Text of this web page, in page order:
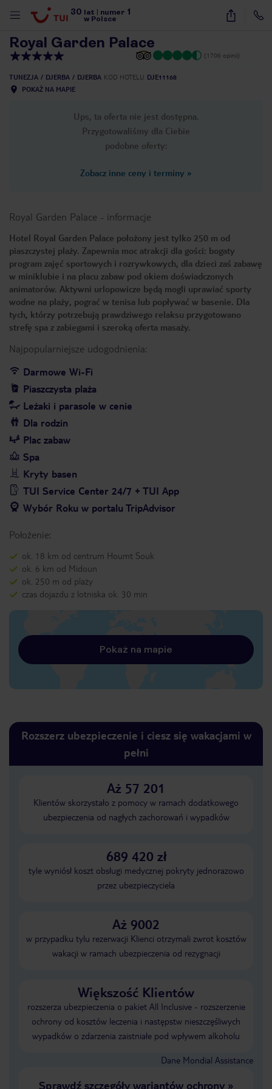
30 lat numer 1
w Polsce
60
Royal Garden Palace
(1706 opinii)
TUNEZJA DJERBA DJERBA KOD HOTELU DJE11168
POKAŻ NA MAPIE
Ups, ta oferta nie jest dostępna.
Przygotowaliśmy dla Ciebie
podobne oferty:
Zobacz inne ceny i terminy »
Royal Garden Palace - informacje
Hotel Royal Garden Palace położony jest tylko 250 m od
piaszczystej plaży. Zapewnia moc atrakcji dla gości: bogaty
program zajęć sportowych i rozrywkowych, dla dzieci zaś zabawę
w miniklubie i na placu zabaw pod okiem doświadczonych
animatorów. Aktywni urlopowicze będą mogli uprawiać sporty
wodne na plaży, pograć w tenisa lub popływać w basenie. Dla
tych, którzy potrzebują prawdziwego relaksu przygotowano
strefę spa z zabiegami i szeroką oferta masaży.
Najpopularniejsze udogodnienia:
Darmowe Wi-Fi
Piaszczysta plaża
Leżaki i parasole w cenie
Dla rodzin
Plac zabaw
Spa
Kryty basen
TUI Service Center 24/7 + TUI App
Wybór Roku w portalu TripAdvisor
Położenie:
ok. 18 km od centrum Houmt Souk
ok. 6 km od Midoun
ok. 250 m od plaży
czas dojazdu z lotniska ok. 30 min
Pokaż na mapie
Rozszerz ubezpieczenie i ciesz się wakacjami w
pełni
Aż 57 201
Klientów skorzystało z pomocy w ramach dodatkowego
ubezpieczenia od nagłych zachorowań i wypadków
689 420 zł
tyle wyniósł koszt obsługi medycznej pokryty jednorazowo
przez ubezpieczyciela
Aż 9002
w przypadku tylu rezerwacji Klienci otrzymali zwrot kosztów
wakacji w ramach ubezpieczenia od rezygnacji
Większość Klientów
rozszerza ubezpieczenia o pakiet All Inclusive - rozszerzenie
ochrony od kosztów leczenia i następstw nieszczęśliwych
wypadków o zdarzenia zaistniałe pod wpływem alkoholu
Dane Mondial Assistance
Sprawdź szczegóły wariantów ochrony»